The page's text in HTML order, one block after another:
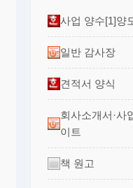
사업 양수[1]양
일반 감사장
견적서 양식
회사소개서·사
이트
책 원고